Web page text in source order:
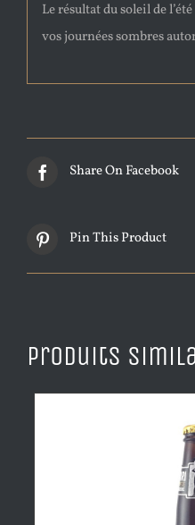
Le résultat du soleil de
vos journées sombres
Share On Facebook
Pin This Product
Produits